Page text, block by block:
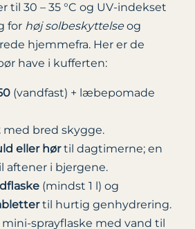
30 – 35 °C og UV-indekset
for høj solbeskyttelseog
hjemmefra. Her er de
have i kufferten:
(vandfast) + læbepomade
med bred skygge.
eller hørtil dagtimerne; en
i bjergene.
(mindst 1 l) og
til hurtig genhydrering.
sprayflaske med vand til